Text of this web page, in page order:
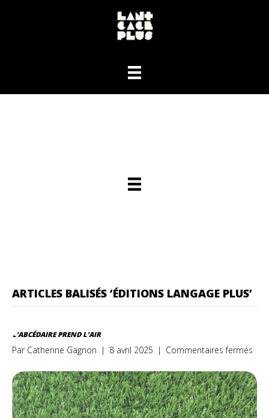
ARTICLES BALISÉS ‘ÉDITIONS LANGAGE PLUS’
L’ABCÉDAIRE PREND L’AIR
Par Catherine Gagnon | 8 avril 2025 | Commentaires fermés
l’air